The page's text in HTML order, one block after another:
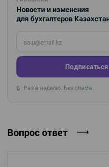
Новости и изменения
для бухгалтеров
Введите ваш e-mail
🔒 Раз в неделю. Без спама.
Вопрос ответ